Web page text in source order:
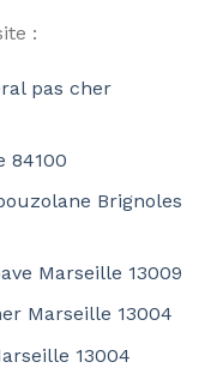
:
pas cher
84100
Brignoles
Marseille 13009
Marseille 13004
13004